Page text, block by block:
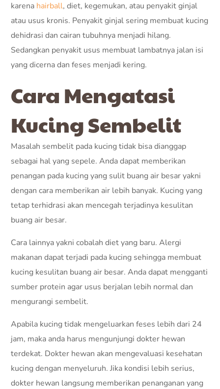
karena hairball, diet, kegemukan, atau penyakit ginjal
atau usus kronis. Penyakit ginjal sering membuat kucing
dehidrasi dan cairan tubuhnya menjadi hilang.
Sedangkan penyakit usus membuat lambatnya jalan isi
yang dicerna dan feses menjadi kering.
Cara Mengatasi
Kucing Sembelit
Masalah sembelit pada kucing tidak bisa dianggap
sebagai hal yang sepele. Anda dapat memberikan
penangan pada kucing yang sulit buang air besar yakni
dengan cara memberikan air lebih banyak. Kucing yang
tetap terhidrasi akan mencegah terjadinya kesulitan
buang air besar.
Cara lainnya yakni cobalah diet yang baru. Alergi
makanan dapat terjadi pada kucing sehingga membuat
kucing kesulitan buang air besar. Anda dapat mengganti
sumber protein agar usus berjalan lebih normal dan
mengurangi sembelit.
Apabila kucing tidak mengeluarkan feses lebih dari 24
jam, maka anda harus mengunjungi dokter hewan
terdekat. Dokter hewan akan mengevaluasi kesehatan
kucing dengan menyeluruh. Jika kondisi lebih serius,
dokter hewan langsung memberikan penanganan yang